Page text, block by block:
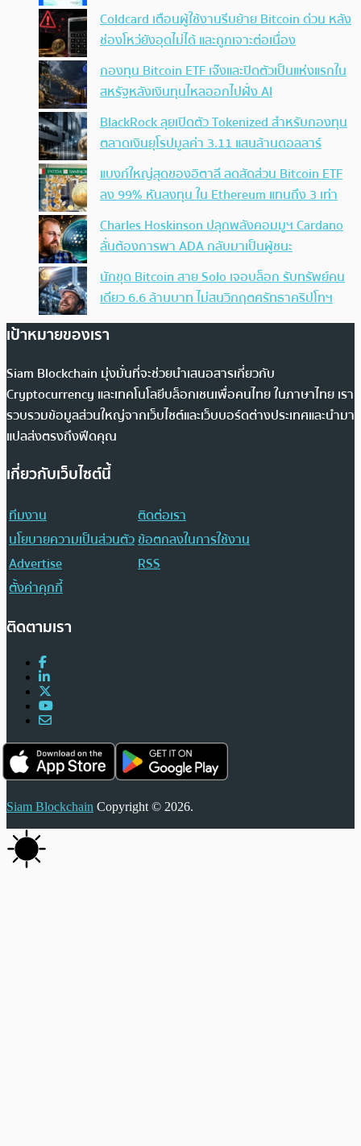
Coldcard เตือนผู้ใช้งานรีบย้าย Bitcoin ด่วน หลัง
ช่องโหว่ยังอุดไม่ได้ และถูกเจาะต่อเนื่อง
กองทุน Bitcoin ETF เจ๊งและปิดตัวเป็นแห่งแรกใน
สหรัฐหลังเงินทุนไหลออกไปฝั่ง AI
BlackRock ลุยเปิดตัว Tokenized สำหรับกองทุน
ตลาดเงินยุโรปมูลค่า 3.11 แสนล้านดอลลาร์
แบงก์ใหญ่สุดของอิตาลี ลดสัดส่วน Bitcoin ETF
ลง 99% หันลงทุน ใน Ethereum แทนถึง 3 เท่า
Charles Hoskinson ปลุกพลังคอมมูฯ Cardano
ลั่นต้องการพา ADA กลับมาเป็นผู้ชนะ
นักขุด Bitcoin สาย Solo เจอบล็อก รับทรัพย์คน
เดียว 6.6 ล้านบาท ไม่สนวิกฤตศรัทธาคริปโทฯ
เป้าหมายของเรา
Siam Blockchain มุ่งมั่นที่จะช่วยนำเสนอสารเกี่ยวกับ
Cryptocurrency และเทคโนโลยีบล็อกเชนเพื่อคนไทย ในภาษาไทย เรา
รวบรวมข้อมูลส่วนใหญ่จากเว็บไซต์และเว็บบอร์ดต่างประเทศและนำมา
แปลส่งตรงถึงฟีดคุณ
เกี่ยวกับเว็บไซต์นี้
ทีมงาน
ติดต่อเรา
นโยบายความเป็นส่วนตัวข้อตกลงในการใช้งาน
Advertise
RSS
ตั้งค่าคุกกี้
ติดตามเรา
Siam Blockchain Copyright © 2026.